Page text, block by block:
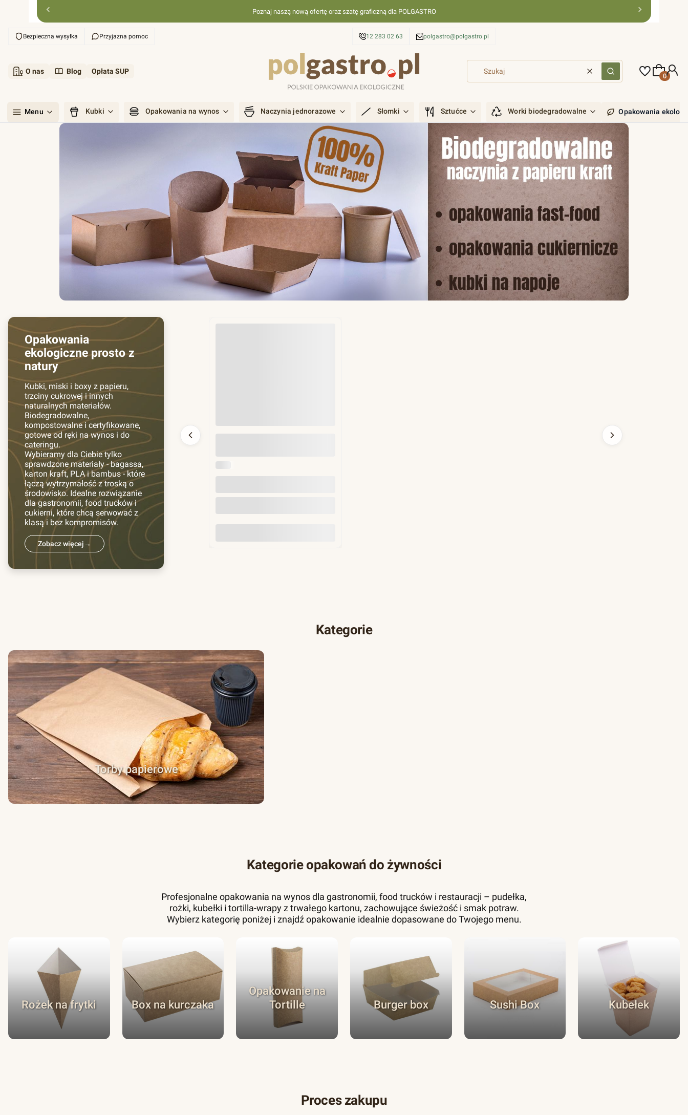
Poznaj naszą nową ofertę oraz szatę graficzną dla POLGASTRO
Bezpieczna wysyłka Przyjazna pomoc 12 283 02 63 polgastro@polgastro.pl
O nas Blog Opłata SUP
WyczyśćSzukaj
Produkty
Menu Kubki Opakowania na wynos Naczynia jednorazowe Słomki Sztućce Worki biodegradowalne Opakowania
Opakowania
ekologiczne prosto z
natury
Kubki, miski i boxy z papieru,
trzciny cukrowej i innych
naturalnych materiałów.
Biodegradowalne,
kompostowalne i certyfikowane,
gotowe od ręki na wynos i do
cateringu.
Wybieramy dla Ciebie tylko
sprawdzone materiały - bagassa,
karton kraft, PLA i bambus - które
łączą wytrzymałość z troską o
środowisko. Idealne rozwiązanie
dla gastronomii, food trucków i
cukierni, które chcą serwować z
klasą i bez kompromisów.
Zobacz więcej→
Kategorie
Torby papierowe
Kategorie opakowań do żywności
Profesjonalne opakowania na wynos dla gastronomii, food trucków i restauracji – pudełka,
rożki, kubełki i tortilla-wrapy z trwałego kartonu, zachowujące świeżość i smak potraw.
Wybierz kategorię poniżej i znajdź opakowanie idealnie dopasowane do Twojego menu.
Rożek na frytki Box na kurczaka
Opakowanie na
Tortille
Burger box Sushi Box Kubełek
Proces zakupu